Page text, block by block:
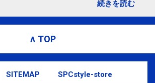
れないことがありますので、ご予約、
お問い合わせはSMS（ショートメッセ
続きを読む
∧ TOP
SITEMAP SPCstyle-store